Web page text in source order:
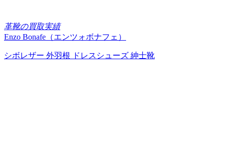
革靴の買取実績
Enzo Bonafe（エンツォボナフェ）
シボレザー 外羽根 ドレスシューズ 紳士靴